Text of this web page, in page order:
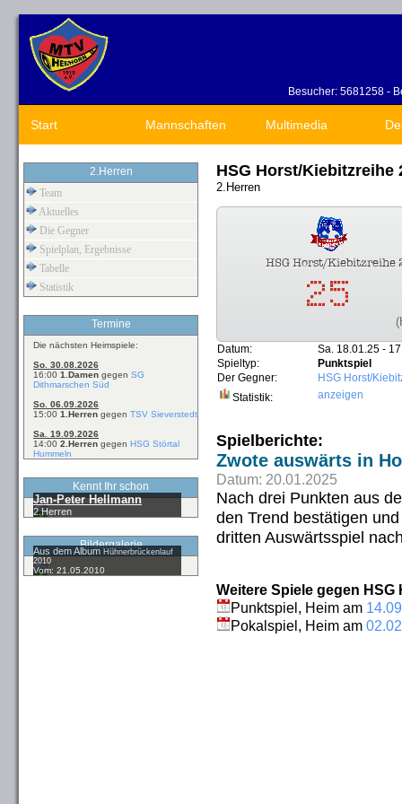
Besucher: 5681258 -
Start Mannschaften Multimedia
2.Herren
Team
Aktuelles
Die Gegner
Spielplan, Ergebnisse
Tabelle
Statistik
Termine
Die nächsten Heimspiele:
So. 30.08.2026
16:00 1.Damen gegen SG
Dithmarschen Süd
So. 06.09.2026
15:00 1.Herren gegen TSV Sieverstedt
Sa. 19.09.2026
14:00 2.Herren gegen HSG Störtal
Hummeln
Kennt Ihr schon
Jan-Peter Hellmann
2.Herren
Bildergalerie
Aus dem AlbumHühnerbrückenlauf
2010
Vom: 21.05.2010
HSG Horst/Kiebitzreihe
2.Herren
Datum:
Sa. 18.01.25 -
Spieltyp:
Punktspiel
Der Gegner:
HSG Horst/
Statistik:
anzeigen
Spielberichte:
Zwote auswärts in
Datum: 20.01.2025
Nach drei Punkten aus
den Trend bestätigen
dritten Auswärtsspiel
Weitere Spiele gegen
Punktspiel, Heim am
Pokalspiel, Heim am